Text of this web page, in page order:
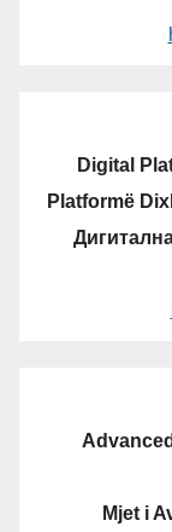
Digital
Platformë
Mjet i